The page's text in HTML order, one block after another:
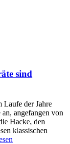
sind
Laufe der Jahre
angefangen von
Hacke, den
klassischen